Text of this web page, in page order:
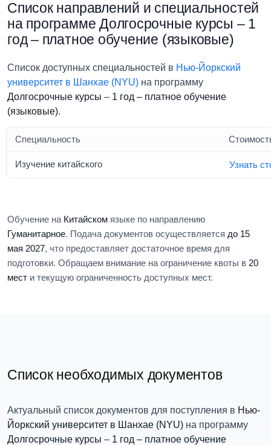
Список направлений и специальностей
на программе Долгосрочные курсы – 1
год – платное обучение (языковые)
Список доступных специальностей в Нью-Йоркский
университет в Шанхае (NYU) на программу
Долгосрочные курсы – 1 год – платное обучение
(языковые).
Специальность
Изучение китайского Узнать
Обучение на Китайском языке по направлению
Гуманитарное. Подача документов осуществляется до 15
мая 2027, что предоставляет достаточное время для
подготовки. Обращаем внимание на ограничение квоты в 20
мест и текущую ограниченность доступных мест.
Список необходимых документов
Актуальный список документов для поступления в Нью-
Йоркский университет в Шанхае (NYU) на программу
Долгосрочные курсы – 1 год – платное обучение